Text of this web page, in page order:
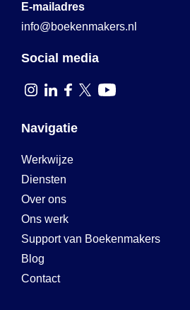
E-mailadres
info@boekenmakers.nl
Social media
Navigatie
Werkwijze
Diensten
Over ons
Ons werk
Support van Boekenmakers
Blog
Contact